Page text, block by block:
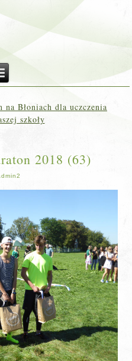
Błoniach dla uczczenia
szkoły
2018 (63)